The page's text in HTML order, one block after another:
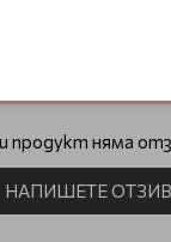
продукт няма
НАПИШЕТЕ ОТЗИВ